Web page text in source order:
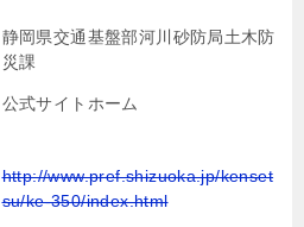
静岡県交通基盤部河川砂防局土木防
災課
公式サイトホーム
http://www.pref.shizuoka.jp/kenset
su/ke-350/index.html